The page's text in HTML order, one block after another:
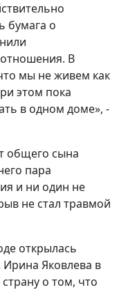
бумага о
В
мы не живем как
этом пока
в одном доме», -
общего сына
пара
и ни один не
не стал травмой
открылась
Яковлева в
о том, что